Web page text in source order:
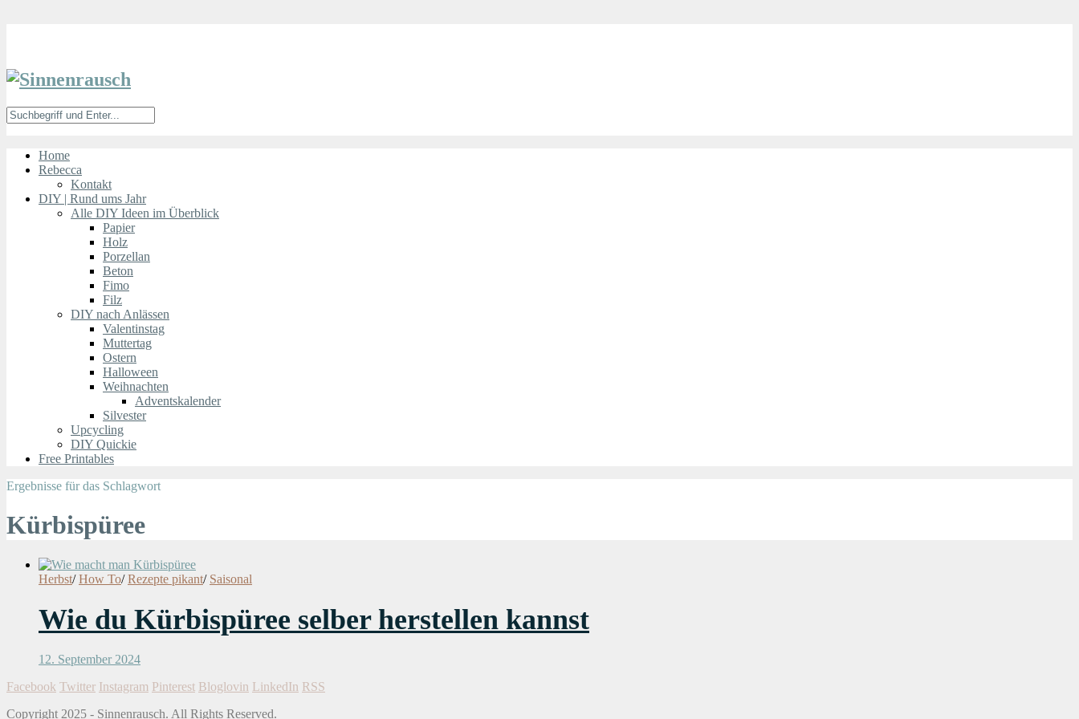
Home
Rebecca
Kontakt
DIY | Rund ums Jahr
Alle DIY Ideen im Überblick
Papier
Holz
Porzellan
Beton
Fimo
Filz
DIY nach Anlässen
Valentinstag
Muttertag
Ostern
Halloween
Weihnachten
Adventskalender
Silvester
Upcycling
DIY Quickie
Free Printables
Ergebnisse für das Schlagwort
Kürbispüree
Herbst/ How To/ Rezepte pikant/ Saisonal
Wie du Kürbispüree selber herstellen kannst
12. September 2024
Facebook Twitter Instagram Pinterest Bloglovin LinkedIn RSS
Copyright 2025 - Sinnenrausch. All Rights Reserved.